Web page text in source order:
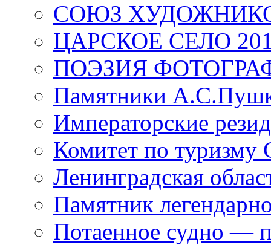
СОЮЗ
ЦАРСКОЕ СЕЛО
ПОЭЗИЯ
Памятники
Императорские
Комитет по туризму
Ленинградская
Памятник
Потаенное судно —